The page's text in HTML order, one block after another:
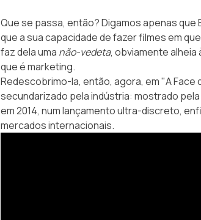
Que se passa, então? Digamos apenas que
que a sua capacidade de fazer filmes em
faz dela uma não-vedeta, obviamente alheia
que é marketing.
Redescobrimo-la, então, agora, em"A Face
secundarizado pela indústria: mostrado
em 2014, num lançamento ultra-discreto,
mercados internacionais.